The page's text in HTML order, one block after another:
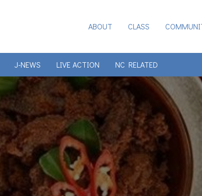
ABOUT CLASS
J-NEWS LIVE ACTION NC RELATED